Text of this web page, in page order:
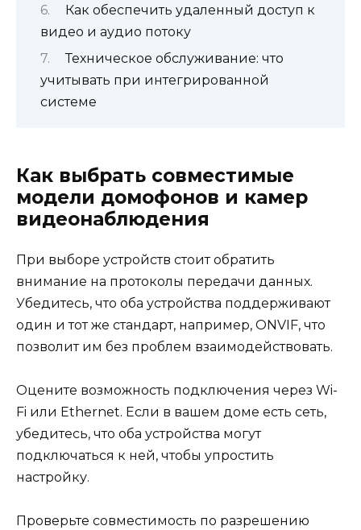
Как обеспечить удаленный доступ к
видео и аудио потоку
Техническое обслуживание: что
учитывать при интегрированной
системе
Как выбрать совместимые
модели домофонов и камер
видеонаблюдения
При выборе устройств стоит обратить
внимание на протоколы передачи данных.
Убедитесь, что оба устройства поддерживают
один и тот же стандарт, например, ONVIF, что
позволит им без проблем взаимодействовать.
Оцените возможность подключения через Wi-
Fi или Ethernet. Если в вашем доме есть сеть,
убедитесь, что оба устройства могут
подключаться к ней, чтобы упростить
настройку.
Проверьте совместимость по разрешению